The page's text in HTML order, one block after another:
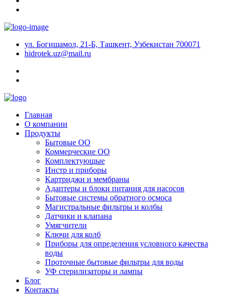
ул. Богишамол, 21-Б, Ташкент, Узбекистан 700071
hidrotek.uz@mail.ru
Главная
О компании
Продукты
Бытовые ОО
Коммерческие ОО
Комплектующые
Инстр и приборы
Картриджи и мембраны
Адаптеры и блоки питания для насосов
Бытовые системы обратного осмоса
Магистральные фильтры и колбы
Датчики и клапана
Умягчители
Ключи для колб
Приборы для определения условного качества
воды
Проточные бытовые фильтры для воды
УФ стерилизаторы и лампы
Блог
Контакты